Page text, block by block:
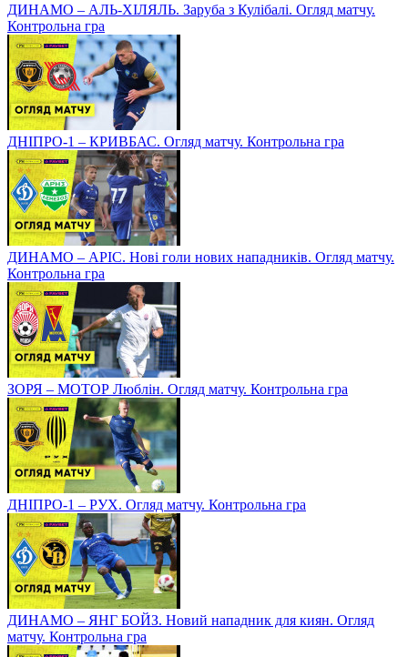
ДИНАМО – АЛЬ-ХІЛЯЛЬ. Заруба з Кулібалі. Огляд матчу.
Контрольна гра
ДНІПРО-1 – КРИВБАС. Огляд матчу. Контрольна гра
ДИНАМО – АРІС. Нові голи нових нападників. Огляд матчу.
Контрольна гра
ЗОРЯ – МОТОР Люблін. Огляд матчу. Контрольна гра
ДНІПРО-1 – РУХ. Огляд матчу. Контрольна гра
ДИНАМО – ЯНГ БОЙЗ. Новий нападник для киян. Огляд
матчу. Контрольна гра